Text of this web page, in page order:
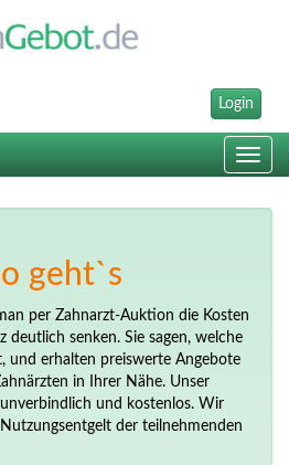
Login
Toggle
geht`s
per Zahnarzt-Auktion die Kosten
deutlich senken. Sie sagen, welche
und erhalten preiswerte Angebote
in Ihrer Nähe. Unser
und kostenlos. Wir
der teilnehmenden